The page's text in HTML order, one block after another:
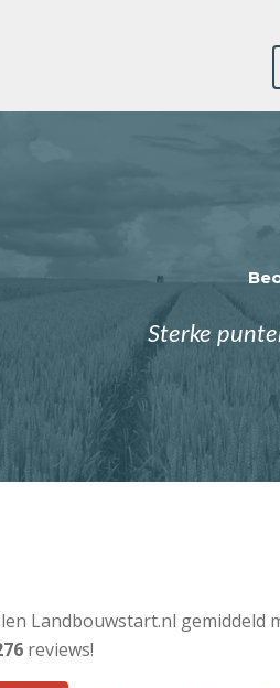
Sterke
Landbouwstart.nl gemiddeld
reviews!